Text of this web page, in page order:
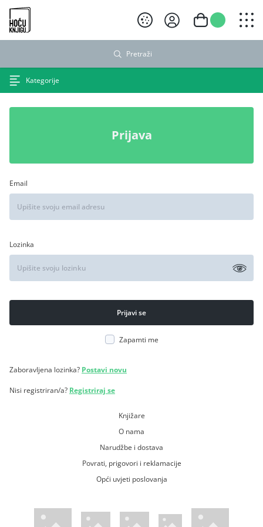
Hoću knjigu crni logo
Pretraži
Kategorije
Prijava
Email
Lozinka
Zapamti me
Zaboravljena lozinka? Postavi novu
Nisi registriran/a? Registriraj se
Knjižare
O nama
Narudžbe i dostava
Povrati, prigovori i reklamacije
Opći uvjeti poslovanja
WsPay web stranicaMaestro web stranicaMastercard web stranicaAmerican Express web stranica
Visa web stranica